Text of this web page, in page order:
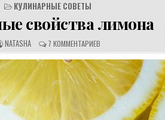
КУЛИНАРНЫЕ СОВЕТЫ
свойства лимона
А
В
Т
О
Р
Е
Ц
Е
П
NATASHA О
Т
З
Ы
:
7 КОММЕНТАРИЕВ